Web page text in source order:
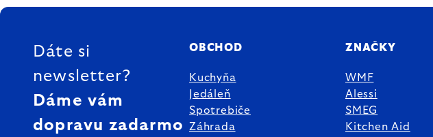
ZÁPÄTIE
Dáte si
newsletter?
Dáme vám
dopravu zadarmo
OBCHOD
Kuchyňa
Jedáleň
Spotrebiče
Záhrada
ZNAČKY
WMF
Alessi
SMEG
Kitchen Aid